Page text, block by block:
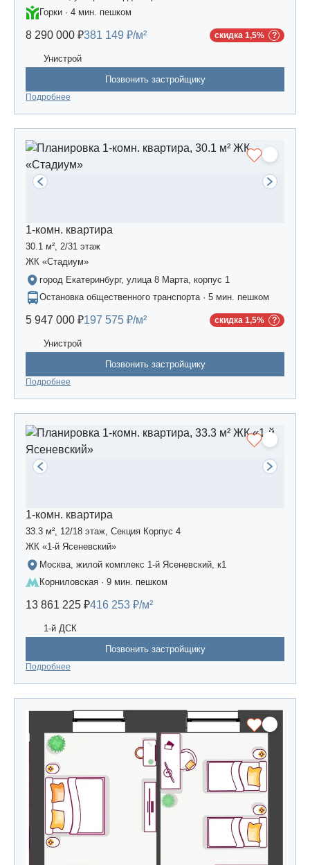
Горки · 4 мин. пешком
8 290 000 ₽381 149 ₽/м² скидка 1,5%
Унистрой
Позвонить застройщику
Подробнее
1-комн. квартира
30.1 м², 2/31 этаж
ЖК «Стадиум»
город Екатеринбург, улица 8 Марта, корпус 1
Остановка общественного транспорта · 5 мин. пешком
5 947 000 ₽197 575 ₽/м² скидка 1,5%
Унистрой
Позвонить застройщику
Подробнее
1-комн. квартира
33.3 м², 12/18 этаж, Секция Корпус 4
ЖК «1-й Ясеневский»
Москва, жилой комплекс 1-й Ясеневский, к1
Корниловская · 9 мин. пешком
13 861 225 ₽416 253 ₽/м²
1-й ДСК
Позвонить застройщику
Подробнее